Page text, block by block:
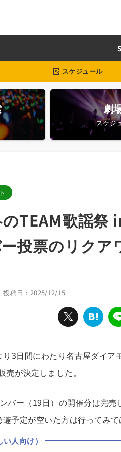
スケジュール
劇
スケジ
TEAM歌謡祭
投票のリク
投稿日：2025/12/15
3日間にわたり名古屋ダイ
が決定しました。
バー（19日）の開催分は完
予定が空いた方は行ってみて
人向け）